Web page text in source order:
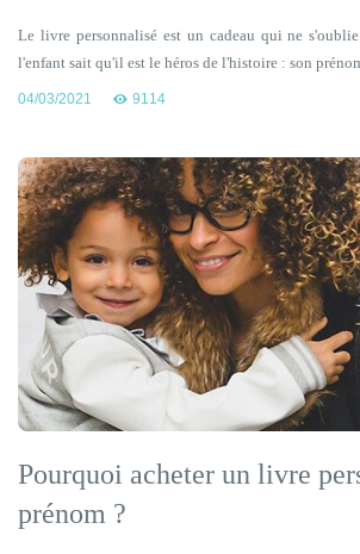
Le livre personnalisé est un cadeau qui ne
l'enfant sait qu'il est le héros de l'histoire : son
04/03/2021 9114
Pourquoi acheter un livre
prénom ?